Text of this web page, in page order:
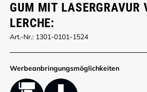
GUM MIT LASERGRAVUR
LERCHE:
Art.-Nr.: 1301-0101-1524
Werbe­anbringungs­möglich­keiten